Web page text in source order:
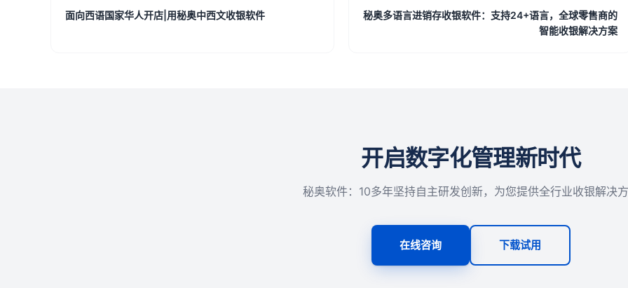
面向西语国家华人开店|用秘奥中西文收银软件
秘奥多语言进销存收银软件：支持24+语言，全球零售商的
智能收银解决方案
开启数字化管理新时代
秘奥软件：10多年坚持自主研发创新，为您提供全行业收银解决
在线咨询 下载试用